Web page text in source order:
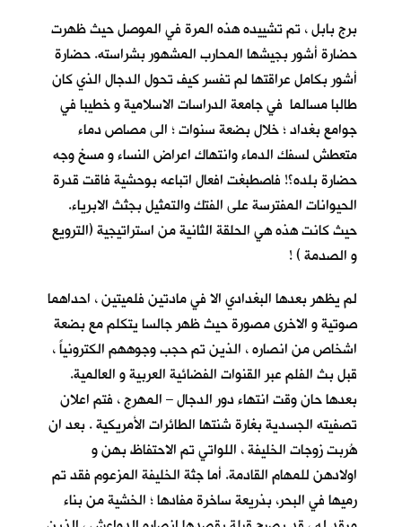
برج بابل ، تم تشييده هذه المرة في الموصل حيث ظهرت
حضارة أشور بجيشها المحارب المشهور بشراسته. حضارة
أشور بكامل عراقتها لم تفسر كيف تحول الدجال الذي كان
طالبا مسالما في جامعة الدراسات الاسلامية و خطيبا في
جوامع بغداد ؛ خلال بضعة سنوات ؛ الى مصاص دماء
متعطش لسفك الدماء وانتهاك اعراض النساء و مسخ وجه
حضارة بلده؟! فاصطبغت افعال اتباعه بوحشية فاقت قدرة
الحيوانات المفترسة على الفتك والتمثيل بجثث الابرياء.
حيث كانت هذه هي الحلقة الثانية من استراتيجية (الترويع
و الصدمة ) !
لم يظهر بعدها البغدادي الا في مادتين فلميتين ، احداهما
صوتية و الاخرى مصورة حيث ظهر جالسا يتكلم مع بضعة
اشخاص من انصاره ، الذين تم حجب وجوههم الكترونياً ،
قبل بث الفلم عبر القنوات الفضائية العربية و العالمية.
بعدها حان وقت انتهاء دور الدجال – المهرج ، فتم اعلان
تصفيته الجسدية بغارة شنتها الطائرات الأمريكية . بعد ان
هُربت زوجات الخليفة ، اللواتي تم الاحتفاظ بهن و
اولادهن للمهام القادمة. أما جثة الخليفة المزعوم فقد تم
رميها في البحر، بذريعة ساخرة مفادها ؛ الخشية من بناء